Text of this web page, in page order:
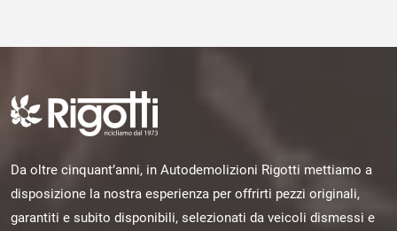
Da oltre cinquant’anni, in Autodemolizioni Rigotti mettiamo a
disposizione la nostra esperienza per offrirti pezzi originali,
garantiti e subito disponibili, selezionati da veicoli dismessi e